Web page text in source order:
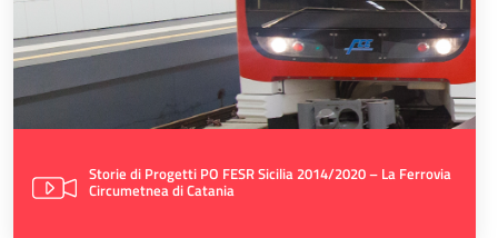
Storie di Progetti PO FESR Sicilia 2014/2020 – La Ferrovia
Circumetnea di Catania